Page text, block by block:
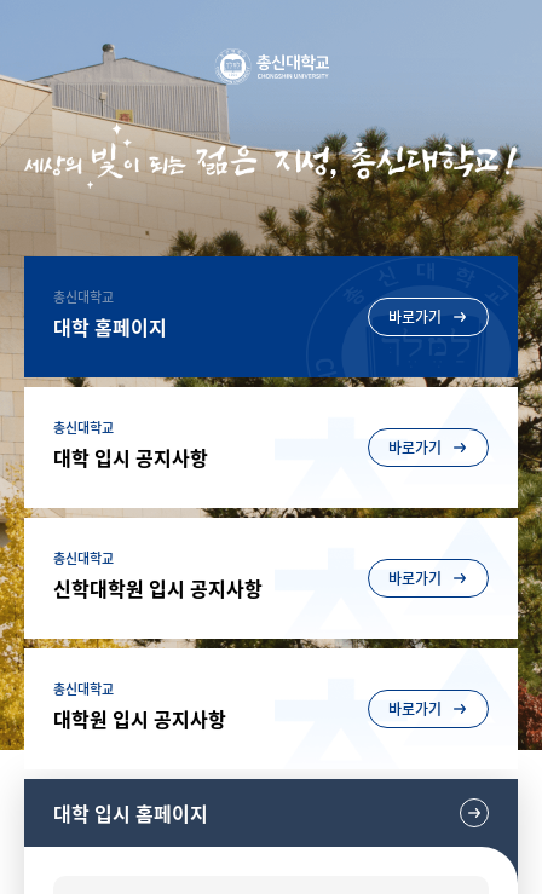
총신대학교
대학 홈페이지 바로가기
총신대학교
대학 입시 공지사항 바로가기
총신대학교
신학대학원 입시 공지사항 바로가기
총신대학교
대학원 입시 공지사항 바로가기
대학 입시 홈페이지